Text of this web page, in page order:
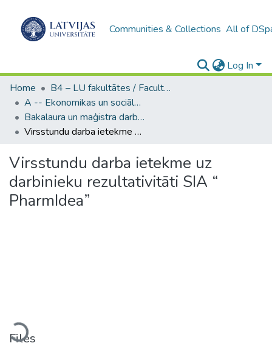
Communities & Collections All of
Log In
Home
B4 – LU fakultātes / Faculties of the UL
A -- Ekonomikas un sociālo zinātņu fakultāte / Faculty of Economics and Social Sciences
Bakalaura un maģistra darbi (ESZF) / Bachelor's and Master's theses
Virsstundu darba ietekme uz darbinieku rezultativitāti SIA “ PharmIdea”
Virsstundu darba ietekme uz
darbinieku rezultativitāti SIA “
PharmIdea”
Loading...
Files